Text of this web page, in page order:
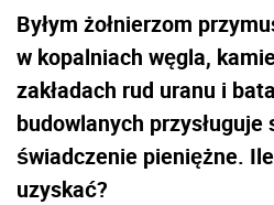
Byłym żołnierzom
w kopalniach węgla,
zakładach rud uranu i
budowlanych przysługuje
świadczenie pieniężne.
uzyskać?